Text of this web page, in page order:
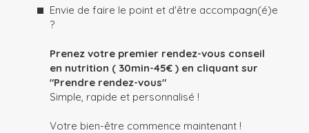
Envie de faire le point et d'être accompagn(é)e
?
Prenez votre premier rendez-vous conseil
en nutrition ( 30min-45€ ) en cliquant sur
"Prendre rendez-vous"
Simple, rapide et personnalisé !
Votre bien-être commence maintenant !